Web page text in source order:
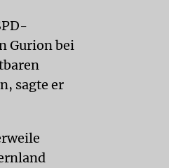
Gurion bei
sagte er